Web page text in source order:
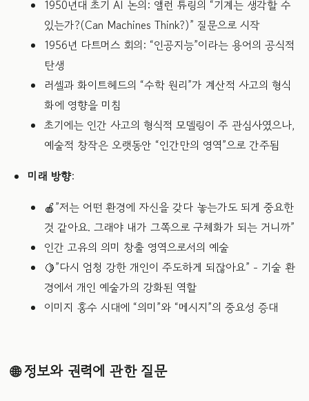
1950년대 초기 AI 논의: 앨런 튜링의 “기계는 생각할 수
있는가?(Can Machines Think?)” 질문으로 시작
1956년 다트머스 회의: “인공지능”이라는 용어의 공식적
탄생
러셀과 화이트헤드의 “수학 원리”가 계산적 사고의 형식
화에 영향을 미침
초기에는 인간 사고의 형식적 모델링이 주 관심사였으나,
예술적 창작은 오랫동안 “인간만의 영역”으로 간주됨
미래 방향:
🍎”저는 어떤 환경에 자신을 갖다 놓는가도 되게 중요한
것 같아요. 그래야 내가 그쪽으로 구체화가 되는 거니까”
인간 고유의 의미 창출 영역으로서의 예술
🍋”다시 엄청 강한 개인이 주도하게 되잖아요” - 기술 환
경에서 개인 예술가의 강화된 역할
이미지 홍수 시대에 “의미”와 “메시지”의 중요성 증대
🌐 정보와 권력에 관한 질문